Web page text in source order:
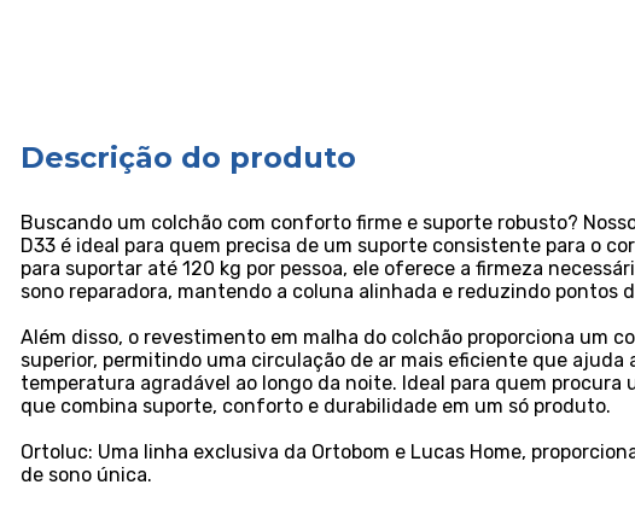
Descrição do produto
Buscando um colchão com conforto firme e suporte robusto?
D33 é ideal para quem precisa de um suporte consistente para o
para suportar até 120 kg por pessoa, ele oferece a firmeza
sono reparadora, mantendo a coluna alinhada e reduzindo pontos
Além disso, o revestimento em malha do colchão proporciona um
superior, permitindo uma circulação de ar mais eficiente que ajuda
temperatura agradável ao longo da noite. Ideal para quem procura
que combina suporte, conforto e durabilidade em um só produto.
Ortoluc: Uma linha exclusiva da Ortobom e Lucas Home,
de sono única.